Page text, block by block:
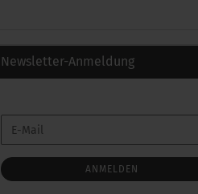
Newsletter-Anmeldung
ZUR
ANMELDUNG
E-
Mail
ANMELDEN